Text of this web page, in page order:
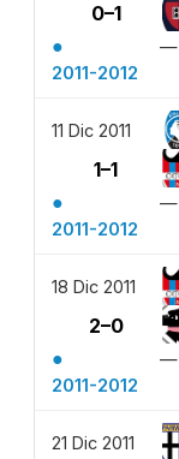
0–1
●
—
2011-2012
11 Dic 2011
1–1
●
—
2011-2012
18 Dic 2011
2–0
●
—
2011-2012
21 Dic 2011